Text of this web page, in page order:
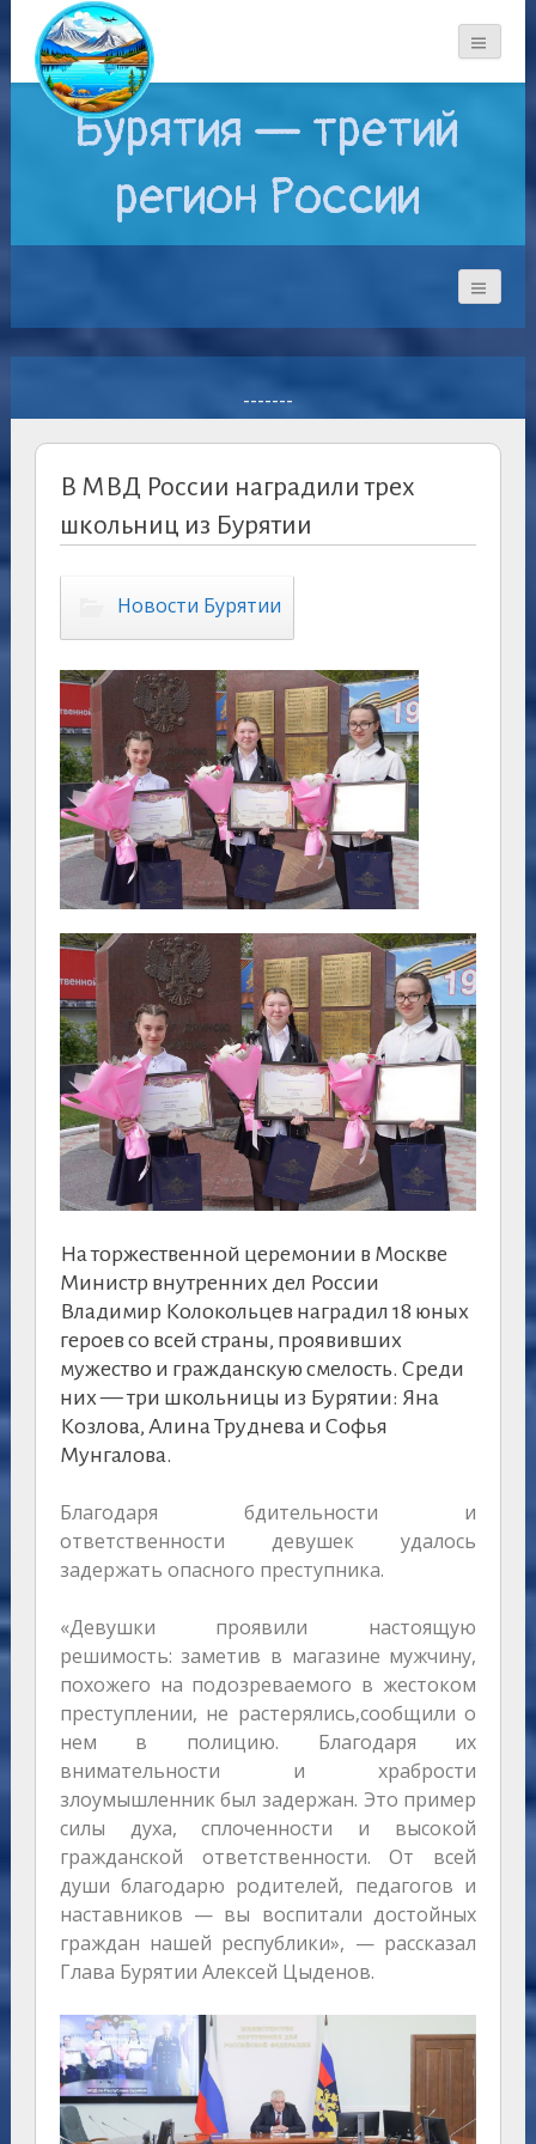
Бурятия — третий
регион России
-------
В МВД России наградили трех
школьниц из Бурятии
Новости Бурятии
На торжественной церемонии в Москве
Министр внутренних дел России
Владимир Колокольцев наградил 18 юных
героев со всей страны, проявивших
мужество и гражданскую смелость. Среди
них — три школьницы из Бурятии: Яна
Козлова, Алина Труднева и Софья
Мунгалова.
Благодаря бдительности и
ответственности девушек удалось
задержать опасного преступника.
«Девушки проявили настоящую
решимость: заметив в магазине мужчину,
похожего на подозреваемого в жестоком
преступлении, не растерялись,сообщили о
нем в полицию. Благодаря их
внимательности и храбрости
злоумышленник был задержан. Это пример
силы духа, сплоченности и высокой
гражданской ответственности. От всей
души благодарю родителей, педагогов и
наставников — вы воспитали достойных
граждан нашей республики», — рассказал
Глава Бурятии Алексей Цыденов.